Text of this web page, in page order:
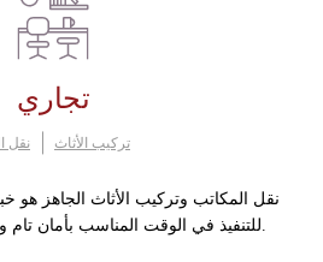
تجاري
نقل تركيب الأثاث
نقل المكاتب وتركيب الأثاث الجاهز هو